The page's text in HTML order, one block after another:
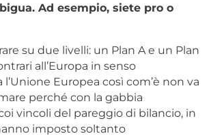
Ad esempio, siete pro o
su due livelli: un Plan A e un Plan
all’Europa in senso
l’Unione Europea così com’è non va
perché con la gabbia
vincoli del pareggio di bilancio, in
imposto soltanto